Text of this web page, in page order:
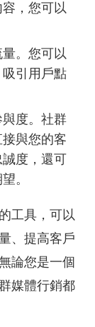
，您可以
。您可以
引用戶點
度。社群
與您的客
度，還可
。
工具，可以
、提高客戶
論您是一個
媒體行銷都